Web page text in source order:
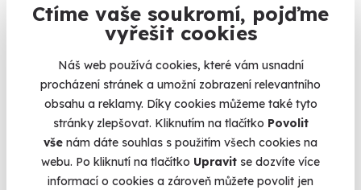
Ctíme vaše soukromí, pojďme
vyřešit cookies
Náš web používá cookies, které vám usnadní
procházení stránek a umožní zobrazení relevantního
obsahu a reklamy. Díky cookies můžeme také tyto
stránky zlepšovat. Kliknutím na tlačítko Povolit
vše nám dáte souhlas s použitím všech cookies na
webu. Po kliknutí na tlačítko Upravit se dozvíte více
informací o cookies a zároveň můžete povolit jen
10.0